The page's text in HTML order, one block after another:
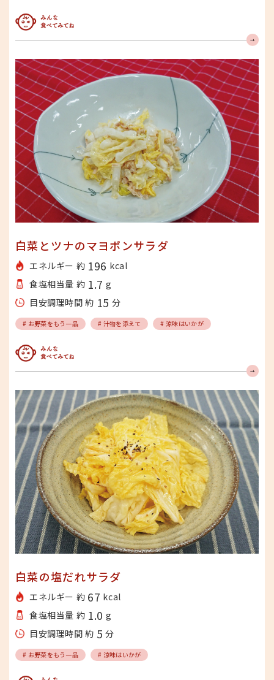
みんな食べてみてね
白菜とツナのマヨポンサラダ
エネルギー 約 196 kcal
食塩相当量 約 1.7 g
目安調理時間 約 15 分
# お野菜をもう一品 # 汁物を添えて # 涼味はいかが
みんな食べてみてね
白菜の塩だれサラダ
エネルギー 約 67 kcal
食塩相当量 約 1.0 g
目安調理時間 約 5 分
# お野菜をもう一品 # 涼味はいかが